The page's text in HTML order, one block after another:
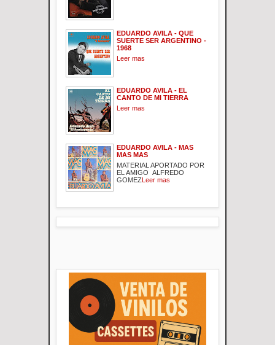
EDUARDO AVILA - QUE
SUERTE SER ARGENTINO -
1968
Leer mas
EDUARDO AVILA - EL
CANTO DE MI TIERRA
Leer mas
EDUARDO AVILA - MAS
MAS MAS
MATERIAL APORTADO POR
EL AMIGO ALFREDO
GOMEZLeer mas